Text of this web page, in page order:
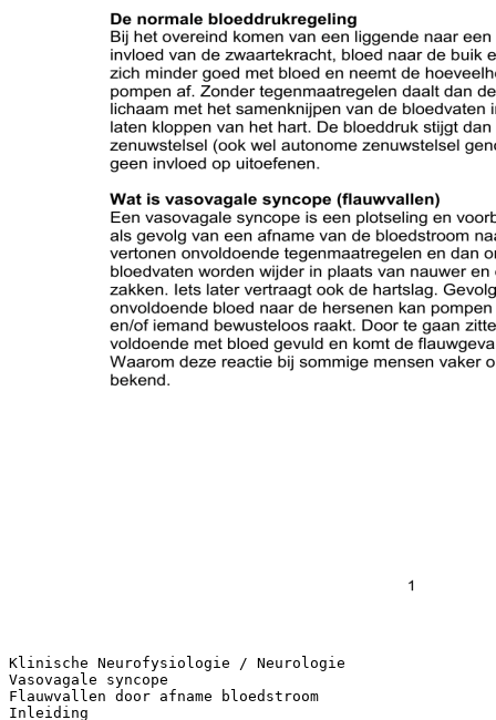
Klinische Neurofysiologie / Neurologie
Vasovagale syncope
Flauwvallen door afname bloedstroom
Inleiding